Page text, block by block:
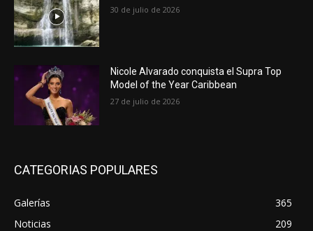
30 de julio de 2026
Nicole Alvarado conquista el Supra Top
Model of the Year Caribbean
27 de julio de 2026
CATEGORIAS POPULARES
Galerías
365
Noticias
209